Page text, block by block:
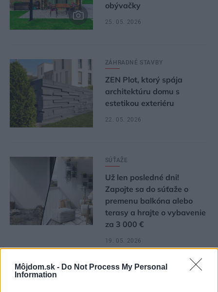
Môjdom.sk - Do Not Process My Personal
Information
obývačky
25. 05. 2026
ZÁHRADNÉ STAVBY
ZEN Plot, ktorý spája
architektúru domu s
estetikou exteriéru
22. 05. 2026
SÚŤAŽE
Už len posledné dni!
Zapojte sa do súťaže o
premenu balkóna alebo
terasy a hrajte o vybavenie
za 3 000 €
19. 05. 2026